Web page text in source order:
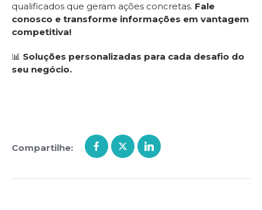
qualificados que geram ações concretas. Fale
conosco e transforme informações em vantagem
competitiva!
📊 Soluções personalizadas para cada desafio do
seu negócio.
Compartilhe: